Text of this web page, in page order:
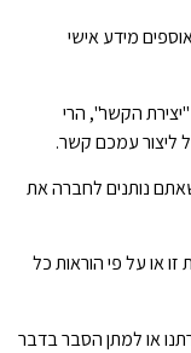
מידע אישי
הקשר", הרי
ליצור עמכם קשר.
נותנים לחברה את
או על פי הוראות כל
או למתן הסבר בדבר